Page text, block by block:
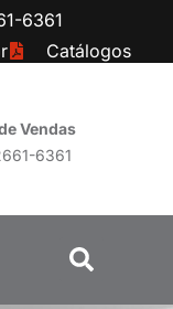
6361
Catálogos
Vendas
6361